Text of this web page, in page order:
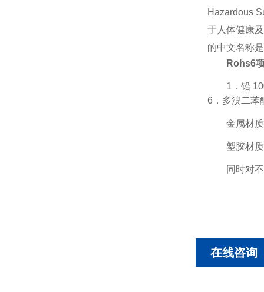
Hazardous
于人体健康
的中文名称
Rohs6
1．铅
6．多溴二苯
金属材
塑胶材
同时对
在线咨询